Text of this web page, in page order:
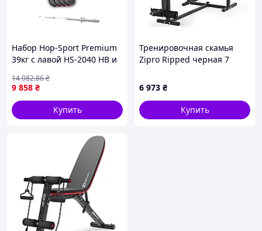
Набор Hop-Sport Premium
39кг с лавой HS-2040 HB и
9 858 ₴
14 082.86₴
Купить
Тренировочная скамья
Zipro Ripped черная 7
высота
6 973 ₴
Купить